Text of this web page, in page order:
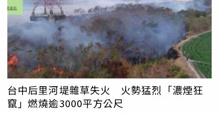
台中后里河堤雜草失火 火勢猛烈「濃煙狂
竄」燃燒逾3000平方公尺